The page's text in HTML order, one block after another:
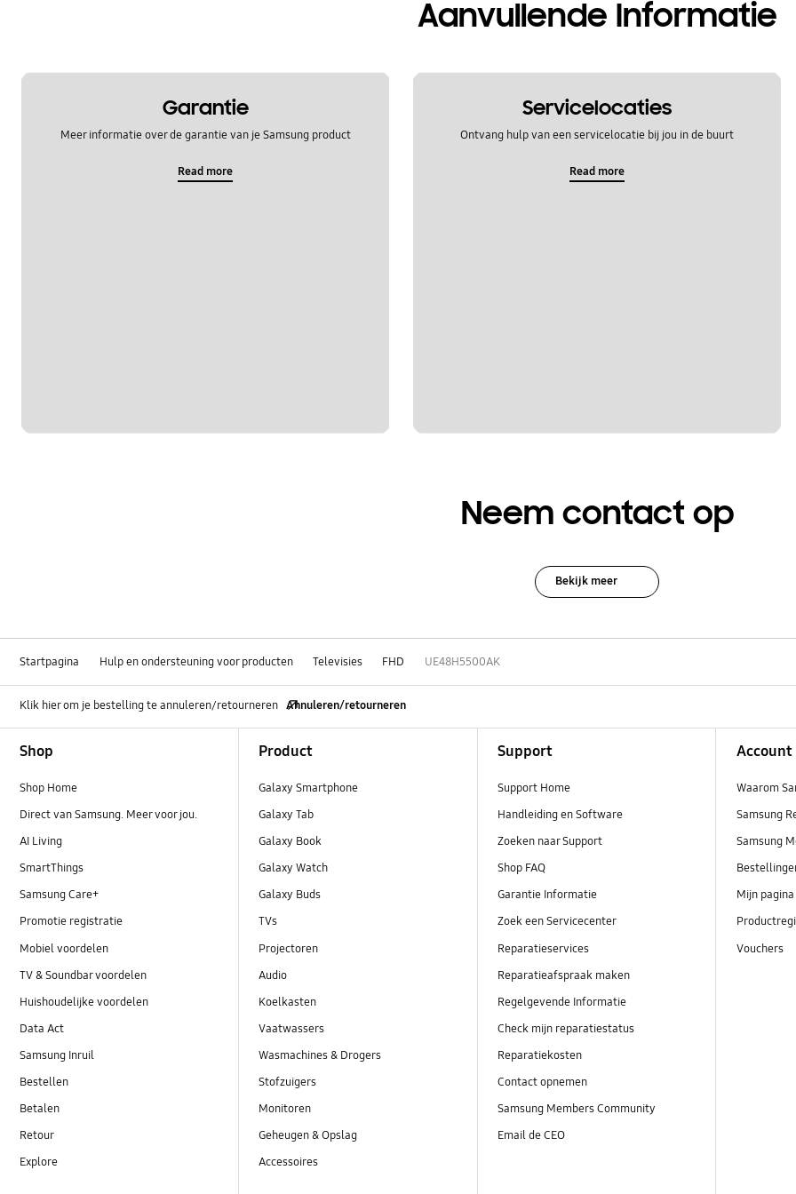
Aanvullende Informatie
Garantie
Meer informatie over de garantie van je Samsung product
Read more
Servicelocaties
Ontvang hulp van een servicelocatie bij jou in de buurt
Read more
Neem contact op
Bekijk meer
Startpagina Hulp en ondersteuning voor producten Televisies FHD UE48H5500AK
Klik hier om je bestelling te annuleren/retourneren Annuleren/retourneren
Shop
Shop Home
Direct van Samsung. Meer voor jou.
AI Living
SmartThings
Samsung Care+
Promotie registratie
Mobiel voordelen
TV & Soundbar voordelen
Huishoudelijke voordelen
Data Act
Samsung Inruil
Bestellen
Betalen
Retour
Explore
Product
Galaxy Smartphone
Galaxy Tab
Galaxy Book
Galaxy Watch
Galaxy Buds
TVs
Projectoren
Audio
Koelkasten
Vaatwassers
Wasmachines & Drogers
Stofzuigers
Monitoren
Geheugen & Opslag
Accessoires
Support
Support Home
Handleiding en Software
Zoeken naar Support
Shop FAQ
Garantie Informatie
Zoek een Servicecenter
Reparatieservices
Reparatieafspraak maken
Regelgevende Informatie
Check mijn reparatiestatus
Reparatiekosten
Contact opnemen
Samsung Members Community
Email de CEO
Account
Waarom
Samsung
Samsung
Mijn pagina
Vouchers